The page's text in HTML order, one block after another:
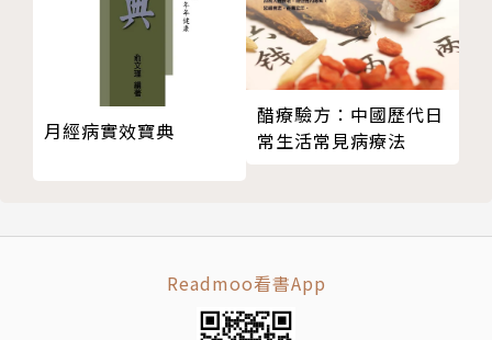
美國印第安那大學課程與教學研究所博士，現任台灣大
學教學發展中心學系促進組副組長。
在改變世界》等書。
月經病實效寶典
醋療驗方：中國歷代日
常生活常見病療法
Readmoo看書App